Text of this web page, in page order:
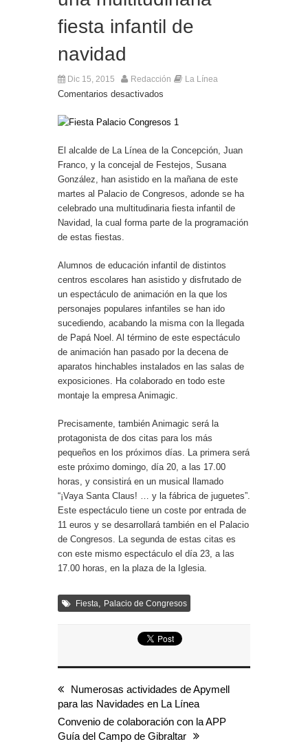
Ministra británica para los Territorios de Ultramar
fiesta infantil de
navidad
Dic 15, 2015 Redacción La Línea
Comentarios desactivados
El alcalde de La Línea de la Concepción, Juan
Franco, y la concejal de Festejos, Susana
González, han asistido en la mañana de este
martes al Palacio de Congresos, adonde se ha
celebrado una multitudinaria fiesta infantil de
Navidad, la cual forma parte de la programación
de estas fiestas.
Alumnos de educación infantil de distintos
centros escolares han asistido y disfrutado de
un espectáculo de animación en la que los
personajes populares infantiles se han ido
sucediendo, acabando la misma con la llegada
de Papá Noel. Al término de este espectáculo
de animación han pasado por la decena de
aparatos hinchables instalados en las salas de
exposiciones. Ha colaborado en todo este
montaje la empresa Animagic.
Precisamente, también Animagic será la
protagonista de dos citas para los más
pequeños en los próximos días. La primera será
este próximo domingo, día 20, a las 17.00
horas, y consistirá en un musical llamado
“¡Vaya Santa Claus! … y la fábrica de juguetes”.
Este espectáculo tiene un coste por entrada de
11 euros y se desarrollará también en el Palacio
de Congresos. La segunda de estas citas es
con este mismo espectáculo el día 23, a las
17.00 horas, en la plaza de la Iglesia.
Fiesta, Palacio de Congresos
Numerosas actividades de Apymell
para las Navidades en La Línea
Convenio de colaboración con la APP
Guía del Campo de Gibraltar